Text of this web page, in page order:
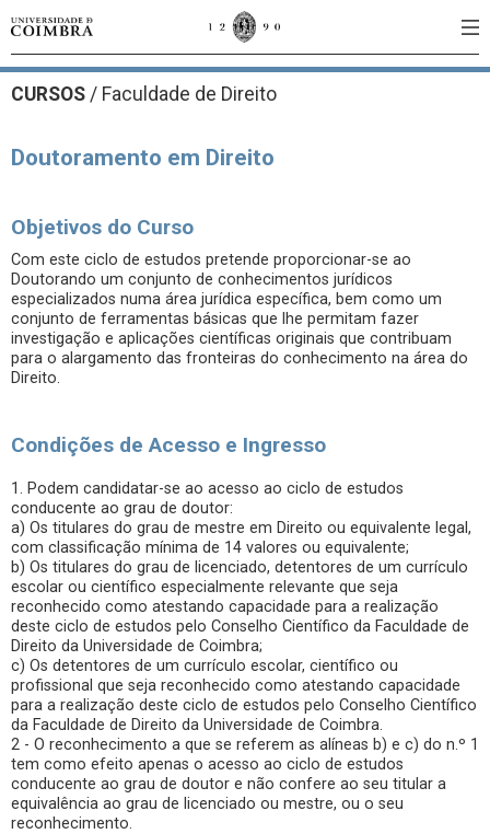
CURSOS / Faculdade de Direito
Doutoramento em Direito
Objetivos do Curso
Com este ciclo de estudos pretende proporcionar-se ao
Doutorando um conjunto de conhecimentos jurídicos
especializados numa área jurídica específica, bem como um
conjunto de ferramentas básicas que lhe permitam fazer
investigação e aplicações científicas originais que contribuam
para o alargamento das fronteiras do conhecimento na área do
Direito.
Condições de Acesso e Ingresso
1. Podem candidatar-se ao acesso ao ciclo de estudos
conducente ao grau de doutor:
a) Os titulares do grau de mestre em Direito ou equivalente legal,
com classificação mínima de 14 valores ou equivalente;
b) Os titulares do grau de licenciado, detentores de um currículo
escolar ou científico especialmente relevante que seja
reconhecido como atestando capacidade para a realização
deste ciclo de estudos pelo Conselho Científico da Faculdade de
Direito da Universidade de Coimbra;
c) Os detentores de um currículo escolar, científico ou
profissional que seja reconhecido como atestando capacidade
para a realização deste ciclo de estudos pelo Conselho Científico
da Faculdade de Direito da Universidade de Coimbra.
2 - O reconhecimento a que se referem as alíneas b) e c) do n.º 1
tem como efeito apenas o acesso ao ciclo de estudos
conducente ao grau de doutor e não confere ao seu titular a
equivalência ao grau de licenciado ou mestre, ou o seu
reconhecimento.